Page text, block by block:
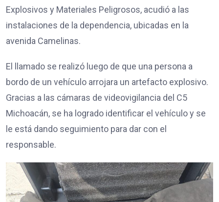
Explosivos y Materiales Peligrosos, acudió a las
instalaciones de la dependencia, ubicadas en la
avenida Camelinas.
El llamado se realizó luego de que una persona a
bordo de un vehículo arrojara un artefacto explosivo.
Gracias a las cámaras de videovigilancia del C5
Michoacán, se ha logrado identificar el vehículo y se
le está dando seguimiento para dar con el
responsable.